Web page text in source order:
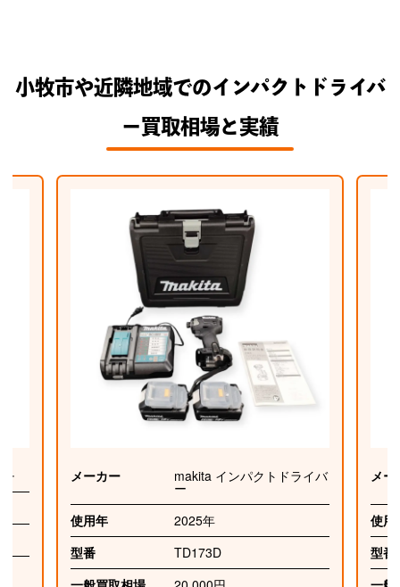
小牧市や近隣地域でのインパクトドライバ
ー買取相場と実績
メーカー makita インパクトドライバ
ー
使用年
2025年
型番
TD173D
メー
使用
型番